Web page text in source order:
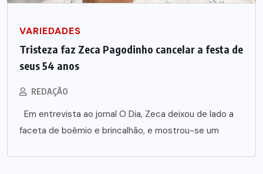
VARIEDADES
Tristeza faz Zeca Pagodinho cancelar a festa de
seus 54 anos
REDAÇÃO
Em entrevista ao jornal O Dia, Zeca deixou de lado a
faceta de boêmio e brincalhão, e mostrou-se um